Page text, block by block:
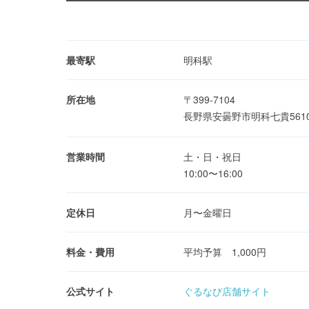
最寄駅 明科駅
所在地
〒399-7104
長野県安曇野市明科七貴
営業時間
土・日・祝日
10:00〜16:00
定休日 月〜金曜日
料金・費用 平均予算 1,000円
公式サイト ぐるなび店舗サイト